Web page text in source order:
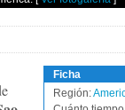
Ficha
Región: